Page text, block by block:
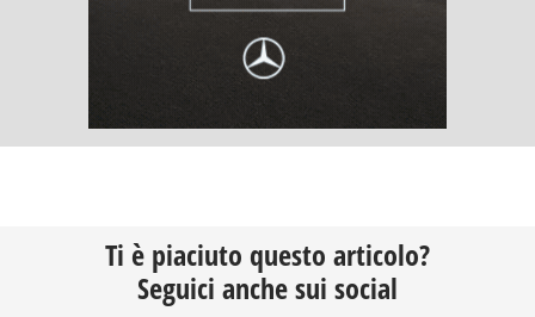
Ti è piaciuto questo articolo?
Seguici anche sui social